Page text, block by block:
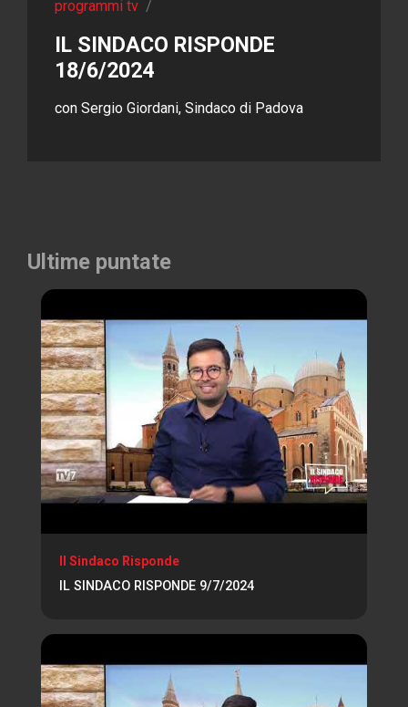
programmi tv /
IL SINDACO RISPONDE
18/6/2024
con Sergio Giordani, Sindaco di Padova
Ultime puntate
Il Sindaco Risponde
IL SINDACO RISPONDE 9/7/2024